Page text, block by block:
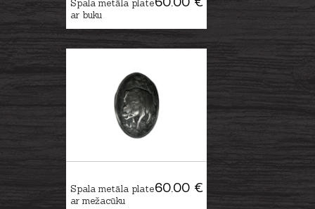
Spala metāla plate
ar buku
60.00 €
Spala metāla plate
ar mežacūku